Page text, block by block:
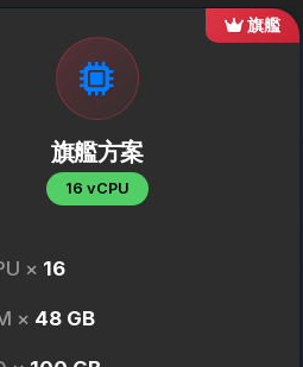
旗艦
旗艦方案
16 vCPU
× 16
× 48 GB